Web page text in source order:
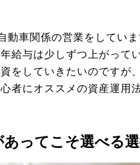
動車関係の営業をしてい
給与は少しずつ上がって
をしていきたいのですが
者にオススメの資産運用
あってこそ選べる